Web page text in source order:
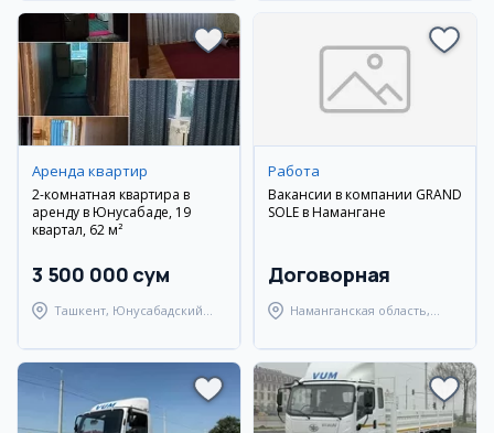
Аренда квартир
2-комнатная квартира в
аренду в Юнусабаде, 19
квартал, 62 м²
3 500 000 сум
Ташкент, Юнусабадский
Работа
Вакансии в компании GRAND
SOLE в Намангане
Договорная
Наманганская область,